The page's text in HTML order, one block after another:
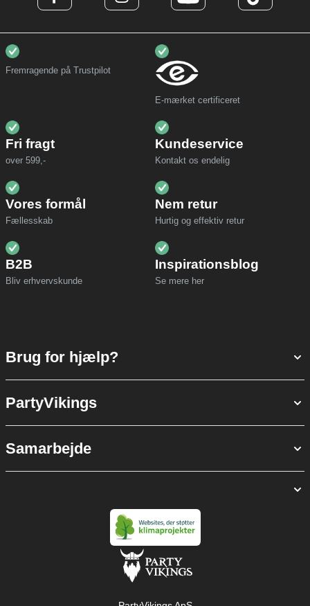
Fremragende på Trustpilot
E-mærket certificeret
Fri fragt
over 599,-
Kundeservice
Kontakt os endelig
Vores formål
Fællesskab
Nem retur
Hurtig og effektiv retur
B2B
Bliv erhvervskunde
Inspirationsblog
Se mere her
Brug for hjælp?
PartyVikings
Samarbejde